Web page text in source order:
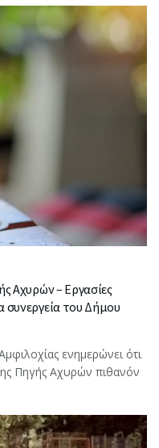
Αχυρών – Εργασίες
του Δήμου
ενημερώνει ότι
Πηγής Αχυρών πιθανόν